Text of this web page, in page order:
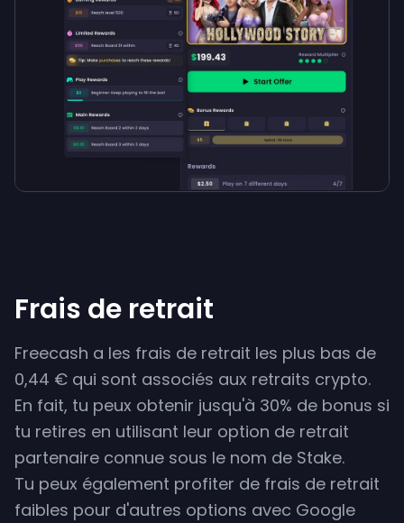
Frais de retrait
Freecash a les frais de retrait les plus bas de
0,44 € qui sont associés aux retraits crypto.
En fait, tu peux obtenir jusqu'à 30% de bonus si
tu retires en utilisant leur option de retrait
partenaire connue sous le nom de Stake.
Tu peux également profiter de frais de retrait
faibles pour d'autres options avec Google